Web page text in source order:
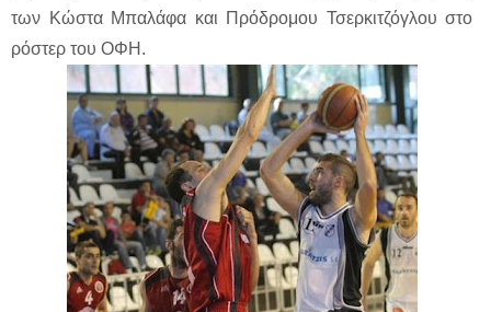
των Κώστα Μπαλάφα και Πρόδρομου Τσερκιτζόγλου στο
ρόστερ του ΟΦΗ.